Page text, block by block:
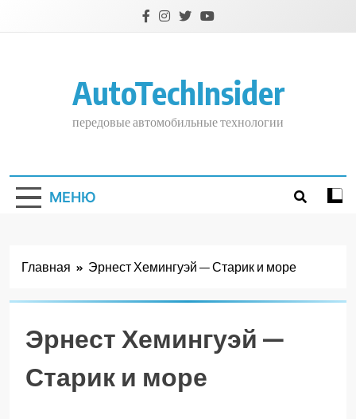
AutoTechInsider
передовые автомобильные технологии
МЕНЮ
Главная Эрнест Хемингуэй — Старик и море
Эрнест Хемингуэй —
Старик и море